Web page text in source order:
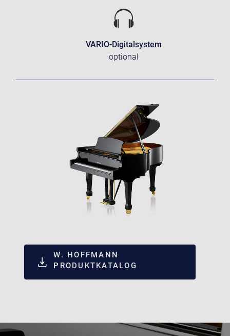
VARIO-Digitalsystem
optional
W. HOFFMANN
PRODUKTKATALOG